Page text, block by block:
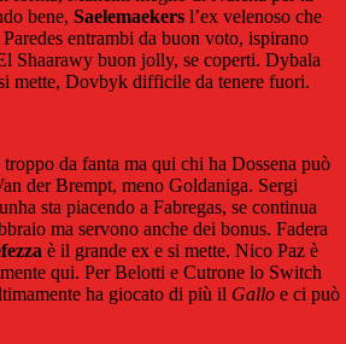
bene, Saelemaekers l’ex velenoso che
entrambi da buon voto, ispirano
Shaarawy buon jolly, se coperti. Dybala
mette, Dovbyk difficile da tenere fuori.
da fanta ma qui chi ha Dossena può
der Brempt, meno Goldaniga. Sergi
sta piacendo a Fabregas, se continua
ma servono anche dei bonus. Fadera
è il grande ex e si mette. Nico Paz è
qui. Per Belotti e Cutrone lo Switch
ha giocato di più il Gallo e ci può